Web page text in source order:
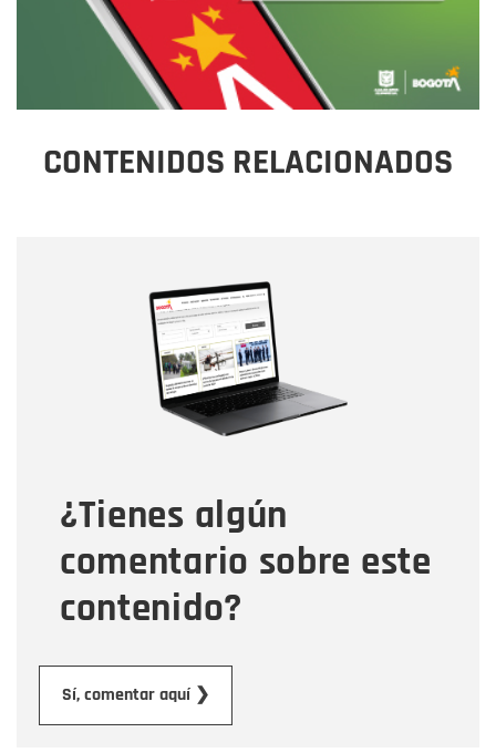
CONTENIDOS RELACIONADOS
¿Tienes algún
comentario sobre este
contenido?
Sí, comentar aquí ❯
Correo electrónico
Tipo de comentario
Mensaje